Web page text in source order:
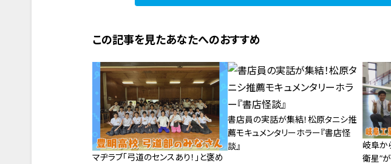
この記事を見たあなたへのおすすめ
マヂラブ「弓道のセンスあり！」と褒め
書店員の実話が集結！松原タニシ推
薦モキュメンタリーホラー『書店怪
談』
岐阜か
衛星”